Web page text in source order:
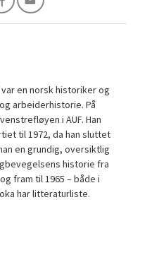
var en norsk historiker og
arbeiderhistorie. På
i AUF. Han
til 1972, da han sluttet
en grundig, oversiktlig
historie fra
fram til 1965 – både i
har litteraturliste.